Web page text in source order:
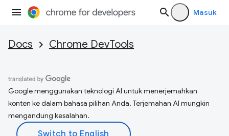
Masuk
Docs Chrome DevTools
Google menggunakan teknologi AI untuk menerjemahkan
konten ke dalam bahasa pilihan Anda. Terjemahan AI mungkin
mengandung kesalahan.